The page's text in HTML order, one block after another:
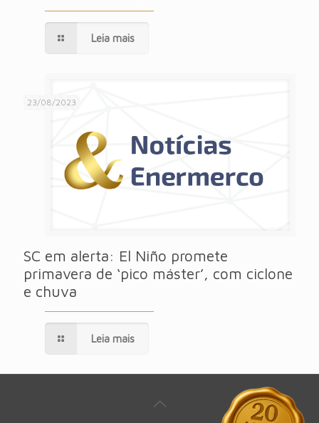
Leia mais
23/08/2023
SC em alerta: El Niño promete
primavera de ‘pico máster’, com ciclone
e chuva
Leia mais